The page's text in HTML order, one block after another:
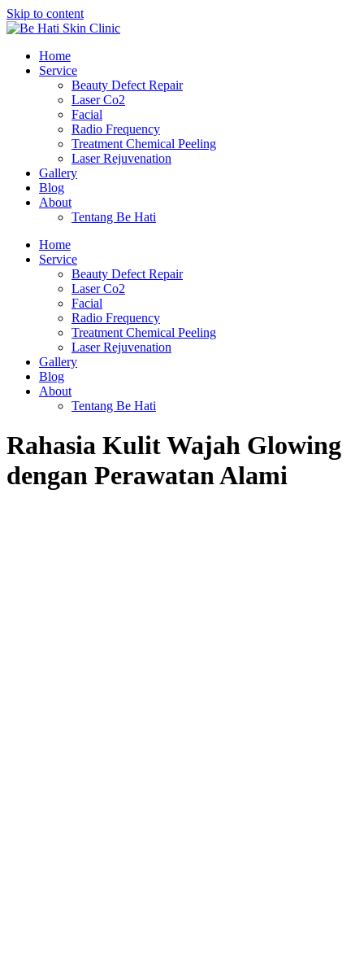
Skip to content
Home
Service
Beauty Defect Repair
Laser Co2
Facial
Radio Frequency
Treatment Chemical Peeling
Laser Rejuvenation
Gallery
Blog
About
Tentang Be Hati
Home
Service
Beauty Defect Repair
Laser Co2
Facial
Radio Frequency
Treatment Chemical Peeling
Laser Rejuvenation
Gallery
Blog
About
Tentang Be Hati
Rahasia Kulit Wajah Glowing
dengan Perawatan Alami